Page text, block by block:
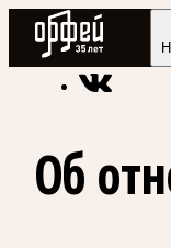
Радио Орфей
Радио
Об